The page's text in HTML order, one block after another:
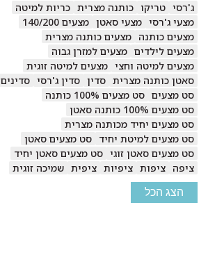
ג'רסי טריקו כותנה מצרית כריות למיטה
מצעי ג'רסי מצעי סאטן מצעים 140/200
מצעים כותנה מצעים כותנה מצרית
מצעים לילדים מצעים למזרן גבוה
מצעים למיטה וחצי מצעים למיטה זוגית
סאטן כותנה מצרית סדין סדין ג'רסי סדינים
סט מצעים סט מצעים 100% כותנה
סט מצעים 100% כותנה סאטן
סט מצעים יחיד מכותנה מצרית
סט מצעים למיטת יחיד סט מצעים סאטן
סט מצעים סאטן זוגי סט מצעים סאטן יחיד
ציפה ציפות ציפיות ציפית שמיכה זוגית
הצג הכל